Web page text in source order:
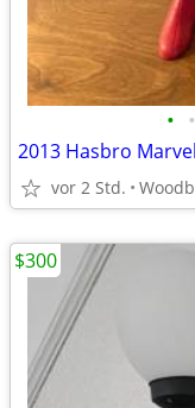
• •
vor 2 Std.
$300